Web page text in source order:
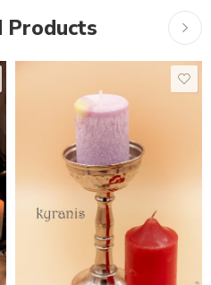
Products